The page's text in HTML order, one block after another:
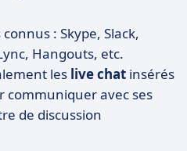
: Skype, Slack,
Hangouts, etc.
les live chat insérés
communiquer avec ses
de discussion